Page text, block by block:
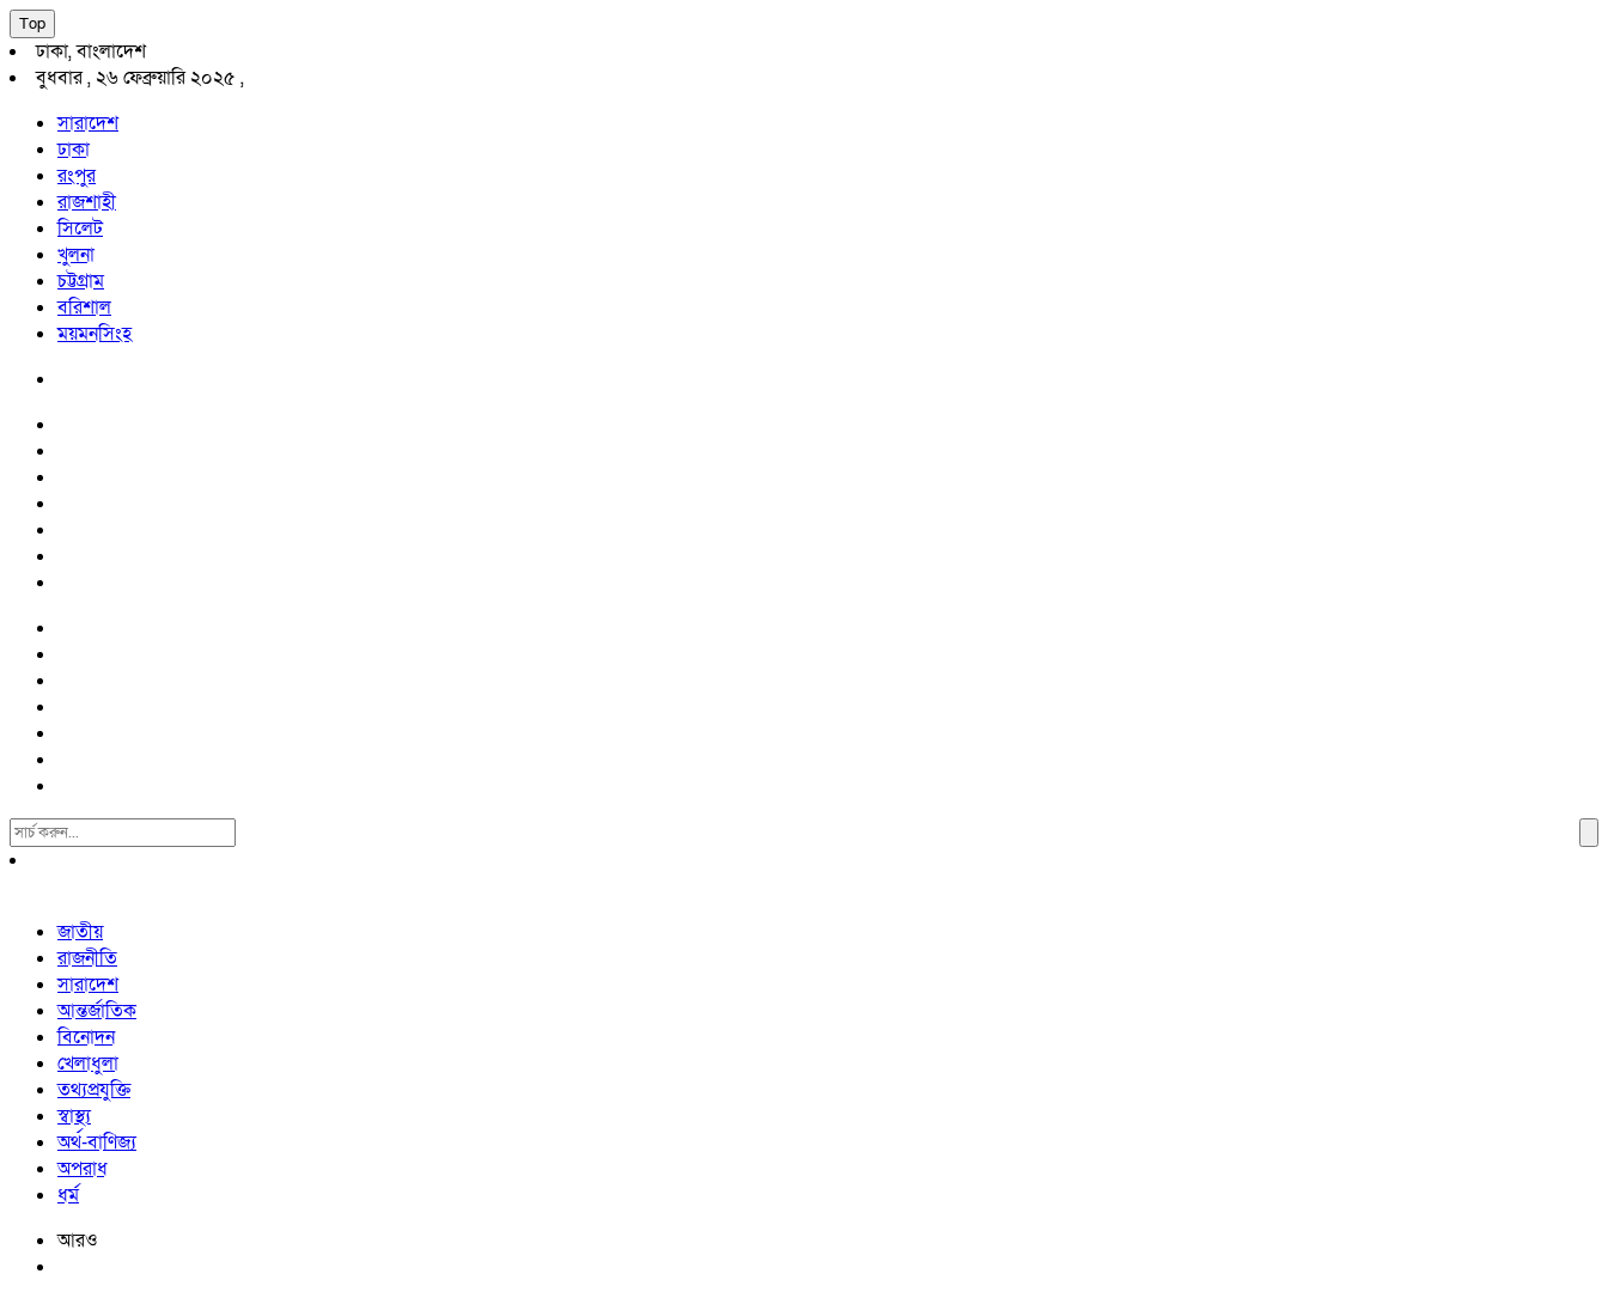
Top
ঢাকা, বাংলাদেশ
বুধবার , ২৬ ফেব্রুয়ারি ২০২৫ ,
সারাদেশ
ঢাকা
রংপুর
রাজশাহী
সিলেট
খুলনা
চট্টগ্রাম
বরিশাল
ময়মনসিংহ
Search
For:
জাতীয়
রাজনীতি
সারাদেশ
আন্তর্জাতিক
বিনোদন
খেলাধুলা
তথ্যপ্রযুক্তি
স্বাস্থ্য
অর্থ-বাণিজ্য
অপরাধ
ধর্ম
আরও